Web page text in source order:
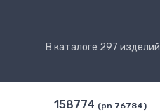
В каталоге 297 изделий
158774 (pn 76784)